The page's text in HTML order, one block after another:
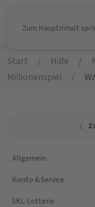
Zum Hauptinhalt
Start Hilfe
Millionenspiel
Allgemein
Konto & Service
SKL-Lotterie